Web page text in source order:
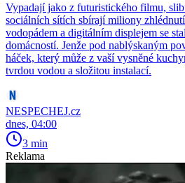
Vypadají jako z futuristického filmu,
sociálních sítích sbírají miliony
vodopádem a digitálním displejem se
domácností. Jenže pod nablýskaným
háček, který může z vaší vysněné
tvrdou vodou a složitou instalací.
NESPECHEJ.cz
dnes, 04:00
3 min
Reklama